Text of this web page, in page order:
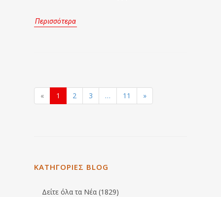
Περισσότερα
« 1 2 3 … 11 »
ΚΑΤΗΓΟΡΙΕΣ BLOG
Δείτε όλα τα Νέα (1829)